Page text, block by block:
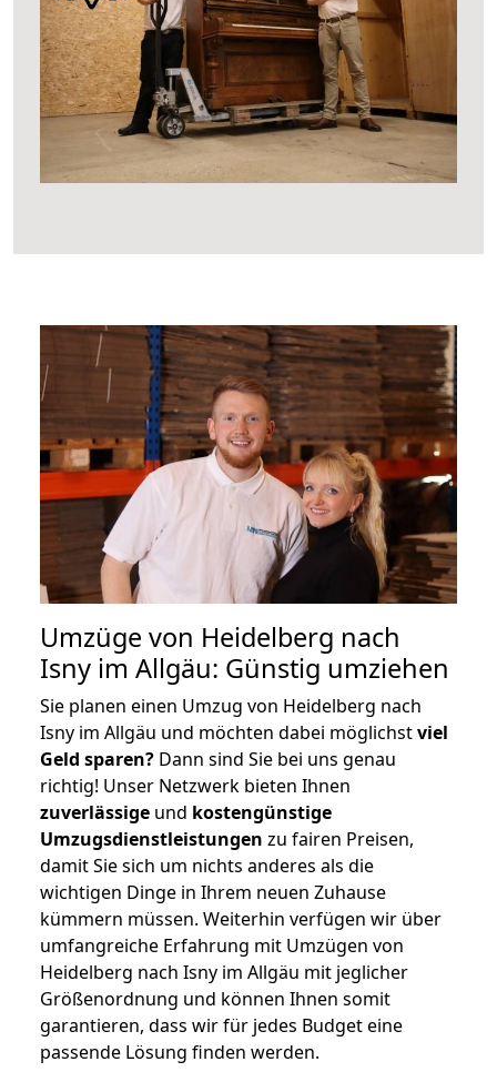
Umzüge von Heidelberg nach
Isny im Allgäu: Günstig umziehen
Sie planen einen Umzug von Heidelberg nach
Isny im Allgäu und möchten dabei möglichstviel
Geld sparen? Dann sind Sie bei uns genau
richtig! Unser Netzwerk bieten Ihnen
zuverlässige und kostengünstige
Umzugsdienstleistungen zu fairen Preisen,
damit Sie sich um nichts anderes als die
wichtigen Dinge in Ihrem neuen Zuhause
kümmern müssen. Weiterhin verfügen wir über
umfangreiche Erfahrung mit Umzügen von
Heidelberg nach Isny im Allgäu mit jeglicher
Größenordnung und können Ihnen somit
garantieren, dass wir für jedes Budget eine
passende Lösung finden werden.